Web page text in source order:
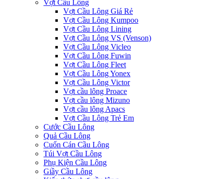
Vợt Cầu Lông
Vợt Cầu Lông Giá Rẻ
Vợt Cầu Lông Kumpoo
Vợt Cầu Lông Lining
Vợt Cầu Lông VS (Venson)
Vợt Cầu Lông Vicleo
Vợt Cầu Lông Fuwin
Vợt Cầu Lông Fleet
Vợt Cầu Lông Yonex
Vợt Cầu Lông Victor
Vợt cầu lông Proace
Vợt cầu lông Mizuno
Vợt cầu lông Apacs
Vợt Cầu Lông Trẻ Em
Cước Cầu Lông
Quả Cầu Lông
Cuốn Cán Cầu Lông
Túi Vợt Cầu Lông
Phụ Kiện Cầu Lông
Giầy Cầu Lông